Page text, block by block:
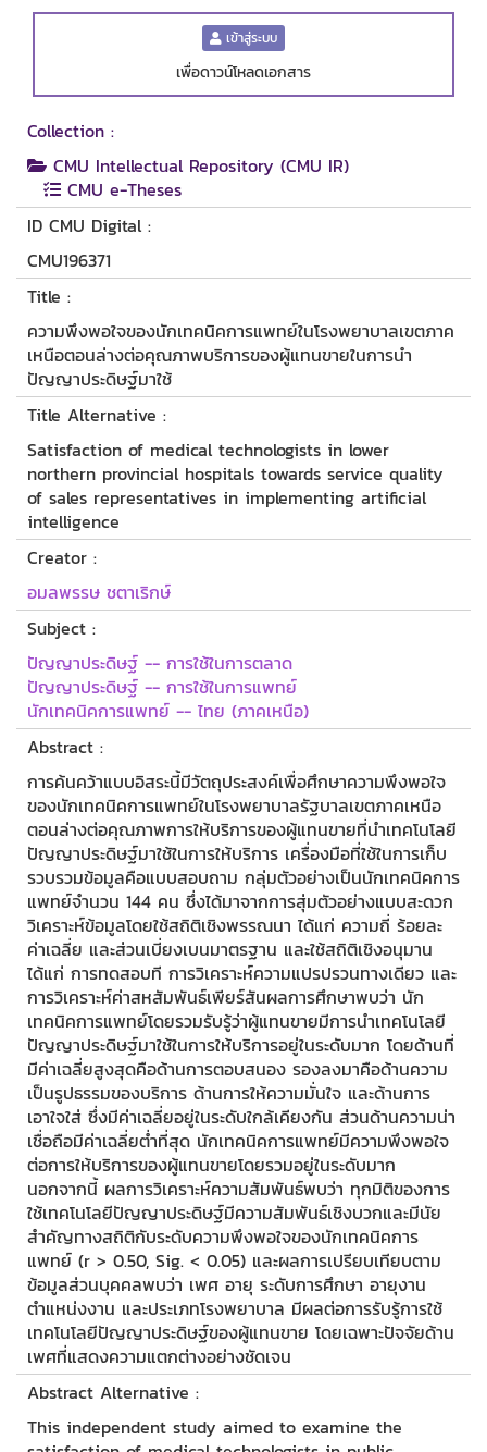
เข้าสู่ระบบ
เพื่อดาวน์โหลดเอกสาร
Collection :
CMU Intellectual Repository (CMU IR)
CMU e-Theses
ID CMU Digital :
CMU196371
Title :
ความพึงพอใจของนักเทคนิคการแพทย์ในโรงพยาบาลเขตภาค
เหนือตอนล่างต่อคุณภาพบริการของผู้แทนขายในการนำ
ปัญญาประดิษฐ์มาใช้
Title Alternative :
Satisfaction of medical technologists in lower
northern provincial hospitals towards service quality
of sales representatives in implementing artificial
intelligence
Creator :
อมลพรรษ ชตาเริกษ์
Subject :
ปัญญาประดิษฐ์ -- การใช้ในการตลาด
ปัญญาประดิษฐ์ -- การใช้ในการแพทย์
นักเทคนิคการแพทย์ -- ไทย (ภาคเหนือ)
Abstract :
การค้นคว้าแบบอิสระนี้มีวัตถุประสงค์เพื่อศึกษาความพึงพอใจ
ของนักเทคนิคการแพทย์ในโรงพยาบาลรัฐบาลเขตภาคเหนือ
ตอนล่างต่อคุณภาพการให้บริการของผู้แทนขายที่นำเทคโนโลยี
ปัญญาประดิษฐ์มาใช้ในการให้บริการ เครื่องมือที่ใช้ในการเก็บ
รวบรวมข้อมูลคือแบบสอบถาม กลุ่มตัวอย่างเป็นนักเทคนิคการ
แพทย์จำนวน 144 คน ซึ่งได้มาจากการสุ่มตัวอย่างแบบสะดวก
วิเคราะห์ข้อมูลโดยใช้สถิติเชิงพรรณนา ได้แก่ ความถี่ ร้อยละ
ค่าเฉลี่ย และส่วนเบี่ยงเบนมาตรฐาน และใช้สถิติเชิงอนุมาน
ได้แก่ การทดสอบที การวิเคราะห์ความแปรปรวนทางเดียว และ
การวิเคราะห์ค่าสหสัมพันธ์เพียร์สันผลการศึกษาพบว่า นัก
เทคนิคการแพทย์โดยรวมรับรู้ว่าผู้แทนขายมีการนำเทคโนโลยี
ปัญญาประดิษฐ์มาใช้ในการให้บริการอยู่ในระดับมาก โดยด้านที่
มีค่าเฉลี่ยสูงสุดคือด้านการตอบสนอง รองลงมาคือด้านความ
เป็นรูปธรรมของบริการ ด้านการให้ความมั่นใจ และด้านการ
เอาใจใส่ ซึ่งมีค่าเฉลี่ยอยู่ในระดับใกล้เคียงกัน ส่วนด้านความน่า
เชื่อถือมีค่าเฉลี่ยต่ำที่สุด นักเทคนิคการแพทย์มีความพึงพอใจ
ต่อการให้บริการของผู้แทนขายโดยรวมอยู่ในระดับมาก
นอกจากนี้ ผลการวิเคราะห์ความสัมพันธ์พบว่า ทุกมิติของการ
ใช้เทคโนโลยีปัญญาประดิษฐ์มีความสัมพันธ์เชิงบวกและมีนัย
สำคัญทางสถิติกับระดับความพึงพอใจของนักเทคนิคการ
แพทย์ (r > 0.50, Sig. < 0.05) และผลการเปรียบเทียบตาม
ข้อมูลส่วนบุคคลพบว่า เพศ อายุ ระดับการศึกษา อายุงาน
ตำแหน่งงาน และประเภทโรงพยาบาล มีผลต่อการรับรู้การใช้
เทคโนโลยีปัญญาประดิษฐ์ของผู้แทนขาย โดยเฉพาะปัจจัยด้าน
เพศที่แสดงความแตกต่างอย่างชัดเจน
Abstract Alternative :
This independent study aimed to examine the